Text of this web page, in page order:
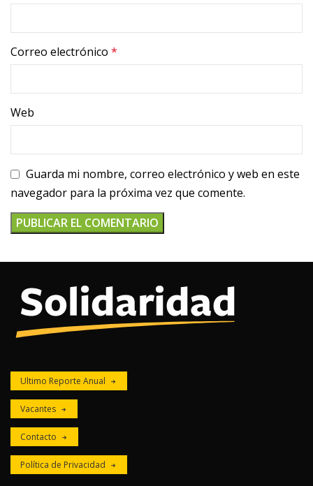
Correo electrónico *
Web
Guarda mi nombre, correo electrónico y web en este
navegador para la próxima vez que comente.
Ultimo Reporte Anual
Vacantes
Contacto
Política de Privacidad